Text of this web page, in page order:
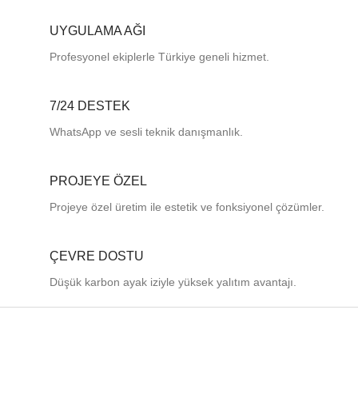
UYGULAMA AĞI
Profesyonel ekiplerle Türkiye geneli hizmet.
7/24 DESTEK
WhatsApp ve sesli teknik danışmanlık.
PROJEYE ÖZEL
Projeye özel üretim ile estetik ve fonksiyonel çözümler.
ÇEVRE DOSTU
Düşük karbon ayak iziyle yüksek yalıtım avantajı.